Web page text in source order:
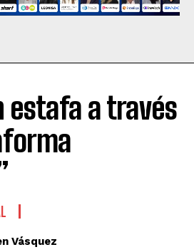
estafa a través
Vásquez